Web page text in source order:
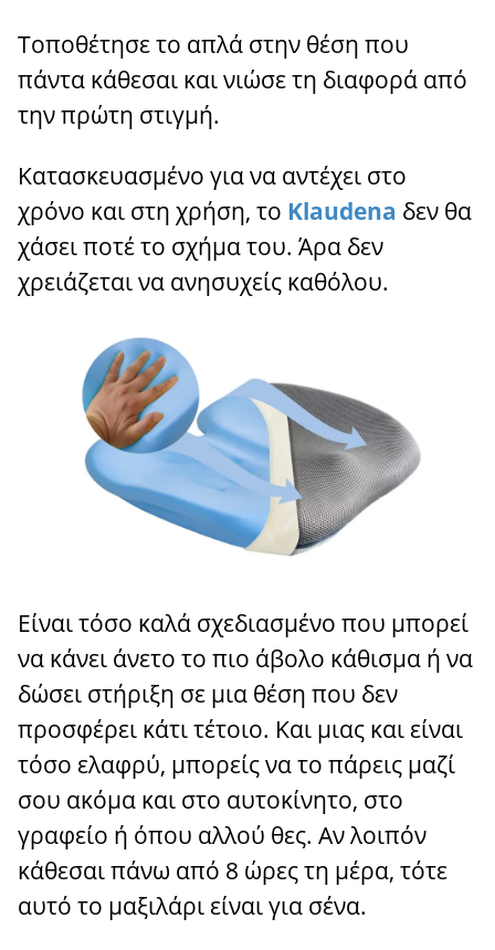
Τοποθέτησε το απλά στην θέση που
πάντα κάθεσαι και νιώσε τη διαφορά από
την πρώτη στιγμή.
Κατασκευασμένο για να αντέχει στο
χρόνο και στη χρήση, το Klaudena δεν θα
χάσει ποτέ το σχήμα του. Άρα δεν
χρειάζεται να ανησυχείς καθόλου.
Είναι τόσο καλά σχεδιασμένο που μπορεί
να κάνει άνετο το πιο άβολο κάθισμα ή να
δώσει στήριξη σε μια θέση που δεν
προσφέρει κάτι τέτοιο. Και μιας και είναι
τόσο ελαφρύ, μπορείς να το πάρεις μαζί
σου ακόμα και στο αυτοκίνητο, στο
γραφείο ή όπου αλλού θες. Αν λοιπόν
κάθεσαι πάνω από 8 ώρες τη μέρα, τότε
αυτό το μαξιλάρι είναι για σένα.